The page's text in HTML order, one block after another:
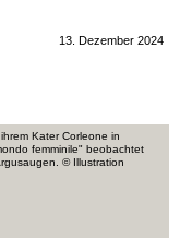
13. Dezember 2024
Kater Corleone in
femminile" beobachtet
© Illustration